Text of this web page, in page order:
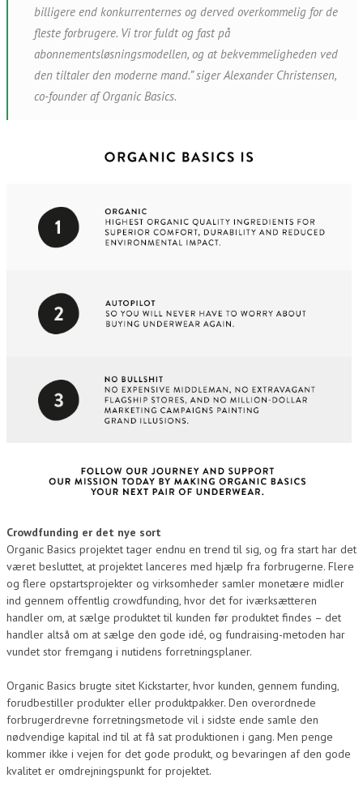
billigere end konkurrenternes og derved overkommelig for de
fleste forbrugere. Vi tror fuldt og fast på
abonnementsløsningsmodellen, og at bekvemmeligheden ved
den tiltaler den moderne mand.” siger Alexander Christensen,
co-founder af Organic Basics.
Crowdfunding er det nye sort
Organic Basics projektet tager endnu en trend til sig, og fra start har det
været besluttet, at projektet lanceres med hjælp fra forbrugerne. Flere
og flere opstartsprojekter og virksomheder samler monetære midler
ind gennem offentlig crowdfunding, hvor det for iværksætteren
handler om, at sælge produktet til kunden før produktet findes – det
handler altså om at sælge den gode idé, og fundraising-metoden har
vundet stor fremgang i nutidens forretningsplaner.
Organic Basics brugte sitet Kickstarter, hvor kunden, gennem funding,
forudbestiller produkter eller produktpakker. Den overordnede
forbrugerdrevne forretningsmetode vil i sidste ende samle den
nødvendige kapital ind til at få sat produktionen i gang. Men penge
kommer ikke i vejen for det gode produkt, og bevaringen af den gode
kvalitet er omdrejningspunkt for projektet.